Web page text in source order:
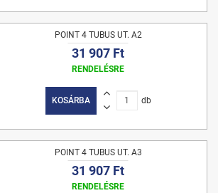
POINT 4 TUBUS UT. A2
31 907 Ft
RENDELÉSRE
KOSÁRBA db
POINT 4 TUBUS UT. A3
31 907 Ft
RENDELÉSRE